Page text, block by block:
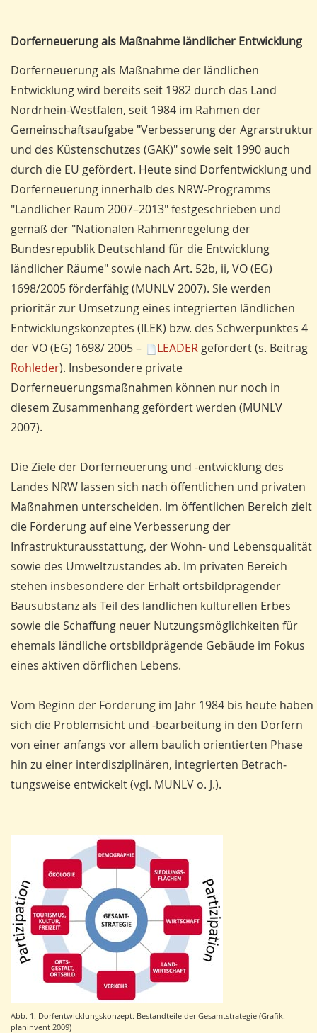
Dorferneuerung als Maßnahme ländlicher Entwicklung
Dorferneuerung als Maßnahme der ländlichen
Entwicklung wird bereits seit 1982 durch das Land
Nordrhein-Westfalen, seit 1984 im Rahmen der
Gemeinschaftsaufgabe "Verbesserung der Agrarstruktur
und des Küstenschutzes (GAK)" sowie seit 1990 auch
durch die EU gefördert. Heute sind Dorfentwicklung und
Dorferneuerung innerhalb des NRW-Programms
"Ländlicher Raum 2007–2013" festgeschrieben und
gemäß der "Nationalen Rahmenregelung der
Bundesrepublik Deutschland für die Entwicklung
ländlicher Räume" sowie nach Art. 52b, ii, VO (EG)
1698/2005 förderfähig (MUNLV 2007). Sie werden
prioritär zur Umsetzung eines integrierten ländlichen
Entwicklungskonzeptes (ILEK) bzw. des Schwerpunktes 4
der VO (EG) 1698/ 2005 –
LEADER gefördert (s. Beitrag
Rohleder). Insbesondere private
Dorferneuerungsmaßnahmen können nur noch in
diesem Zusammenhang gefördert werden (MUNLV
2007).
Die Ziele der Dorferneuerung und -entwicklung des
Landes NRW lassen sich nach öffentlichen und privaten
Maßnahmen unterscheiden. Im öffentlichen Bereich zielt
die Förderung auf eine Verbesserung der
Infrastrukturausstattung, der Wohn- und Lebensqualität
sowie des Umweltzustandes ab. Im privaten Bereich
stehen insbesondere der Erhalt ortsbildprägender
Bausubstanz als Teil des ländlichen kulturellen Erbes
sowie die Schaffung neuer Nutzungsmöglichkeiten für
ehemals ländliche ortsbildprägende Gebäude im Fokus
eines aktiven dörflichen Lebens.
Vom Beginn der Förderung im Jahr 1984 bis heute haben
sich die Problemsicht und -bearbeitung in den Dörfern
von einer anfangs vor allem baulich orientierten Phase
hin zu einer interdisziplinären, integrierten Betrach­
tungsweise entwickelt (vgl. MUNLV o. J.).
Abb. 1: Dorfentwicklungskonzept: Bestandteile der Gesamtstrategie (Grafik:
planinvent 2009)